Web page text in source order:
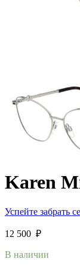
Karen
Успейте забрать
12 500 ₽
В наличии